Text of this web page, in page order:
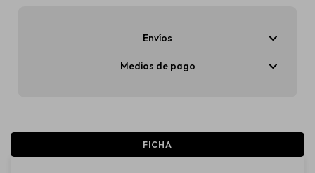
Envíos
Medios de pago
FICHA